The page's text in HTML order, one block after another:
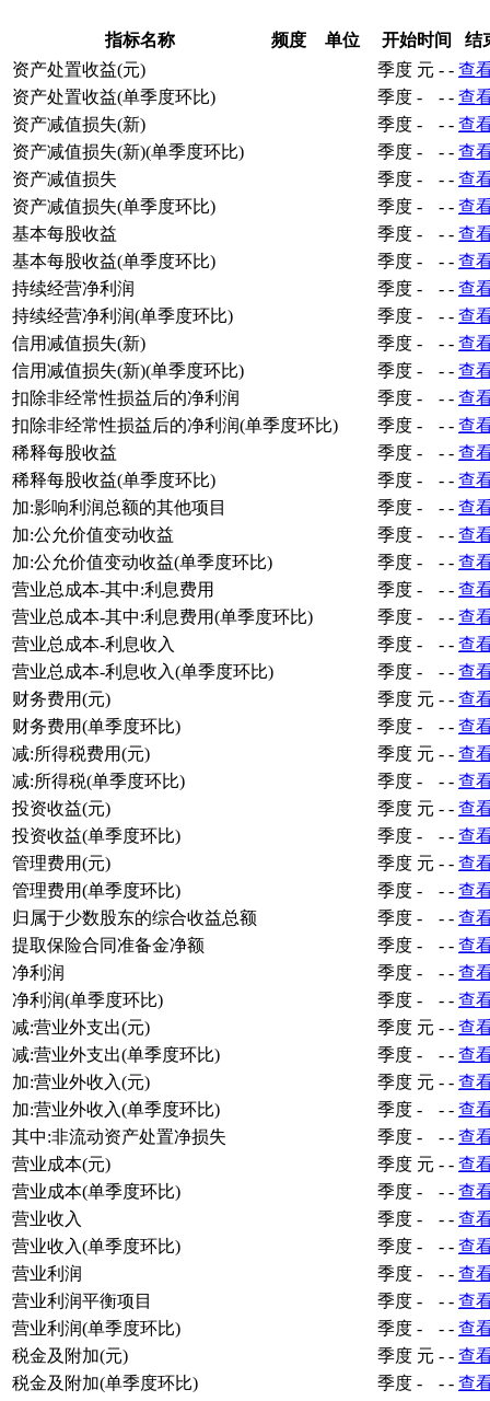
指标名称 频度 单位 开始时间
结
资产处置收益(元)
季度 元 - - 查
资产处置收益(单季度环比)
季度 - - - 查
资产减值损失(新)
季度 - - - 查
资产减值损失(新)(单季度环比)
季度 - - - 查
资产减值损失
季度 - - - 查
资产减值损失(单季度环比)
季度 - - - 查
基本每股收益
季度 - - - 查
基本每股收益(单季度环比)
季度 - - - 查
持续经营净利润
季度 - - - 查
持续经营净利润(单季度环比)
季度 - - - 查
信用减值损失(新)
季度 - - - 查
信用减值损失(新)(单季度环比)
季度 - - - 查
扣除非经常性损益后的净利润
季度 - - - 查
扣除非经常性损益后的净利润(单季度环比)
季度 - - - 查
稀释每股收益
季度 - - - 查
稀释每股收益(单季度环比)
季度 - - - 查
加:影响利润总额的其他项目
季度 - - - 查
加:公允价值变动收益
季度 - - - 查
加:公允价值变动收益(单季度环比)
季度 - - - 查
营业总成本-其中:利息费用
季度 - - - 查
营业总成本-其中:利息费用(单季度环比)
季度 - - - 查
营业总成本-利息收入
季度 - - - 查
营业总成本-利息收入(单季度环比)
季度 - - - 查
财务费用(元)
季度 元 - - 查
财务费用(单季度环比)
季度 - - - 查
减:所得税费用(元)
季度 元 - - 查
减:所得税(单季度环比)
季度 - - - 查
投资收益(元)
季度 元 - - 查
投资收益(单季度环比)
季度 - - - 查
管理费用(元)
季度 元 - - 查
管理费用(单季度环比)
季度 - - - 查
归属于少数股东的综合收益总额
季度 - - - 查
提取保险合同准备金净额
季度 - - - 查
净利润
季度 - - - 查
净利润(单季度环比)
季度 - - - 查
减:营业外支出(元)
季度 元 - - 查
减:营业外支出(单季度环比)
季度 - - - 查
加:营业外收入(元)
季度 元 - - 查
加:营业外收入(单季度环比)
季度 - - - 查
其中:非流动资产处置净损失
季度 - - - 查
营业成本(元)
季度 元 - - 查
营业成本(单季度环比)
季度 - - - 查
营业收入
季度 - - - 查
营业收入(单季度环比)
季度 - - - 查
营业利润
季度 - - - 查
营业利润平衡项目
季度 - - - 查
营业利润(单季度环比)
季度 - - - 查
税金及附加(元)
季度 元 - - 查
税金及附加(单季度环比)
季度 - - - 查